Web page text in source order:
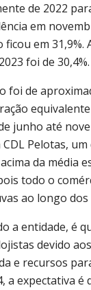
de 2022
em
em 31,9%.
foi de 30,4%.
foi de
junho até
Pelotas,
da média
todo o
ao longo
a entidade, é
devido
e recursos
a expectativa é